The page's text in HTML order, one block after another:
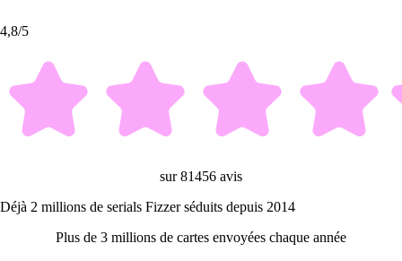
4,8/5
sur 81456 avis
Déjà 2 millions de serials Fizzer séduits depuis 2014
Plus de 3 millions de cartes envoyées chaque année